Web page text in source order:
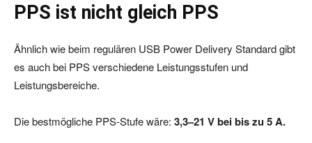
PPS ist nicht gleich PPS
Ähnlich wie beim regulären USB Power Delivery Standard gibt
es auch bei PPS verschiedene Leistungsstufen und
Leistungsbereiche.
Die bestmögliche PPS-Stufe wäre: 3,3–21 V bei bis zu 5 A.